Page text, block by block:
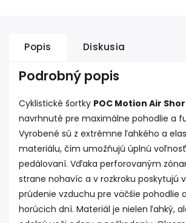
Popis Diskusia
Podrobný popis
Cyklistické šortky POC Motion Air
navrhnuté pre maximálne pohodlie a
Vyrobené sú z extrémne ľahkého a
materiálu, čím umožňujú úplnú
pedálovaní. Vďaka perforovaným
strane nohavíc a v rozkroku poskytujú
prúdenie vzduchu pre väčšie pohodlie
horúcich dní. Materiál je nielen ľahký,